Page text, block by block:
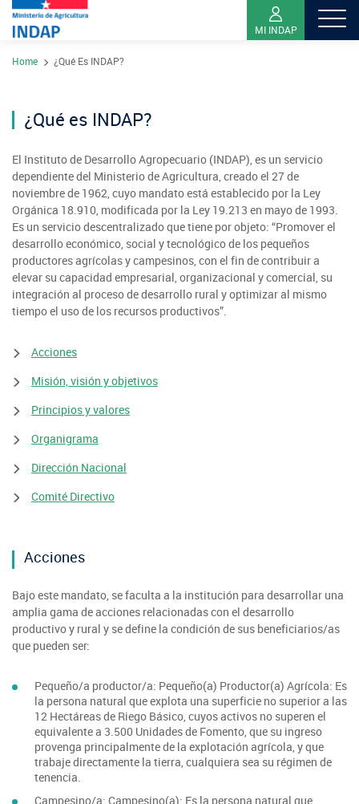
MI INDAP
Contacto
Ley del Lobby
Sistema de Integridad
Sobre INDAP
¿Qué es INDAP?
Sea usuario INDAP
Registro nacional SIRSD-S
Nómina consultores de Riego
Registro Ley 19.862
Indicadores de Gestión
Trabaje en INDAP
Nuestros Programas
Programa Desarrollo Territorial Indígena
Programa desarrollo local - Prodesal
Servicio de Asesoría Técnica - SAT
Concursos de Fomento
Acciones INDAP
Red Tiendas Mundo Rural
Sello Manos Campesinas
Turismo Rural
SIPAN
Sitios Regionales
Arica y Parinacota
Tarapacá
Coquimbo
Metropolitana
O'Higgins
Noticias
Videos
Fotografías
Biblioteca
Contacto de Prensa
Suscríbase a nuestras noticias
Podcast
Fotografía
Biblioteca
INDAP Agustinas 1465, Santiago de Chile
Teléfono:+56 2 2303 8000
Home ¿Qué Es INDAP?
¿Qué es INDAP?
El Instituto de Desarrollo Agropecuario (INDAP), es un servicio
dependiente del Ministerio de Agricultura, creado el 27 de
noviembre de 1962, cuyo mandato está establecido por la Ley
Orgánica 18.910, modificada por la Ley 19.213 en mayo de 1993.
Es un servicio descentralizado que tiene por objeto: “Promover el
desarrollo económico, social y tecnológico de los pequeños
productores agrícolas y campesinos, con el fin de contribuir a
elevar su capacidad empresarial, organizacional y comercial, su
integración al proceso de desarrollo rural y optimizar al mismo
tiempo el uso de los recursos productivos”.
Acciones
Misión, visión y objetivos
Principios y valores
Organigrama
Dirección Nacional
Comité Directivo
Acciones
Bajo este mandato, se faculta a la institución para desarrollar una
amplia gama de acciones relacionadas con el desarrollo
productivo y rural y se define la condición de sus beneficiarios/as
que pueden ser:
Pequeño/a productor/a: Pequeño(a) Productor(a) Agrícola: Es
la persona natural que explota una superficie no superior a las
12 Hectáreas de Riego Básico, cuyos activos no superen el
equivalente a 3.500 Unidades de Fomento, que su ingreso
provenga principalmente de la explotación agrícola, y que
trabaje directamente la tierra, cualquiera sea su régimen de
tenencia.
Campesino/a: Campesino(a): Es la persona natural que